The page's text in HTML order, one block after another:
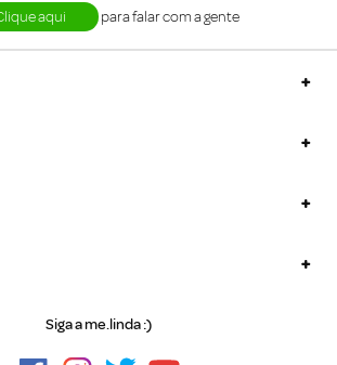
aqui para falar com a gente
+
+
+
+
Siga a me.linda :)